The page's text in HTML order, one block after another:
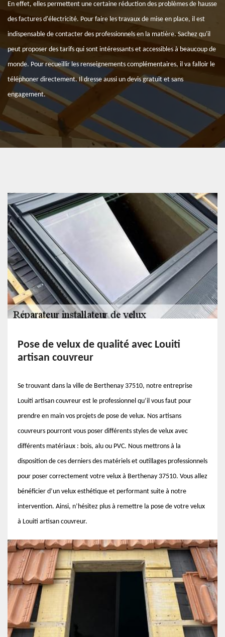
En effet, elles permettent une certaine réduction des problèmes de hausse
des factures d'électricité. Pour faire les travaux de mise en place, il est
indispensable de contacter des professionnels en la matière. Sachez qu'il
peut proposer des tarifs qui sont intéressants et accessibles à beaucoup de
monde. Pour recueillir les renseignements complémentaires, il va falloir le
téléphoner directement. Il dresse aussi un devis gratuit et sans
engagement.
Pose de velux de qualité avec Louiti
artisan couvreur
Se trouvant dans la ville de Berthenay 37510, notre entreprise
Louiti artisan couvreur est le professionnel qu’il vous faut pour
prendre en main vos projets de pose de velux. Nos artisans
couvreurs pourront vous poser différents styles de velux avec
différents matériaux : bois, alu ou PVC. Nous mettrons à la
disposition de ces derniers des matériels et outillages professionnels
pour poser correctement votre velux à Berthenay 37510. Vous allez
bénéficier d’un velux esthétique et performant suite à notre
intervention. Ainsi, n’hésitez plus à remettre la pose de votre velux
à Louiti artisan couvreur.